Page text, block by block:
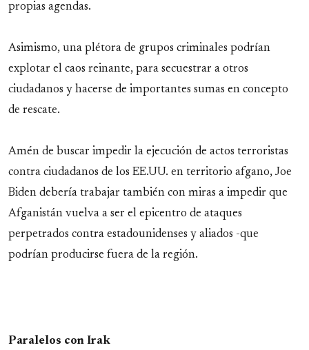
propias agendas.
Asimismo, una plétora de grupos criminales podrían
explotar el caos reinante, para secuestrar a otros
ciudadanos y hacerse de importantes sumas en concepto
de rescate.
Amén de buscar impedir la ejecución de actos terroristas
contra ciudadanos de los EE.UU. en territorio afgano, Joe
Biden debería trabajar también con miras a impedir que
Afganistán vuelva a ser el epicentro de ataques
perpetrados contra estadounidenses y aliados -que
podrían producirse fuera de la región.
Paralelos con Irak